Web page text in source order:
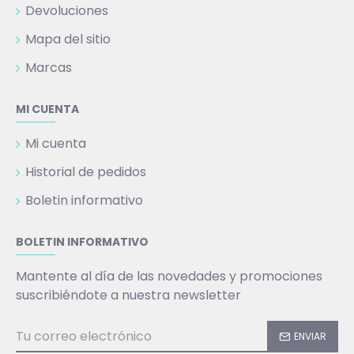
Devoluciones
Mapa del sitio
Marcas
MI CUENTA
Mi cuenta
Historial de pedidos
Boletin informativo
BOLETIN INFORMATIVO
Mantente al día de las novedades y promociones
suscribiéndote a nuestra newsletter
ENVIAR